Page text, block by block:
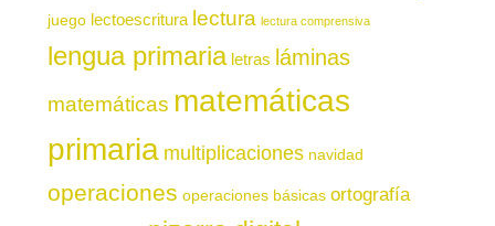
juego lectoescritura lectura lectura comprensiva
lengua primaria letras láminas
matemáticas matemáticas
primaria multiplicaciones navidad
operaciones operaciones básicas ortografía